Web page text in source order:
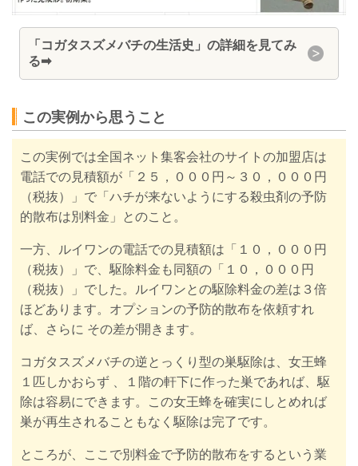
「コガタスズメバチの生活史」の詳細を見てみ
る➡
この実例から思うこと
この実例では全国ネット集客会社のサイトの加盟店は
電話での見積額が 「 ２５，０００円～３０，０００円
（税抜）
」で「ハチが来ないようにする殺虫剤の予防
的散布は別料金」とのこと。
一方、ルイワンの電話での見積額は「１０，０００円
（税抜）」で、駆除料金も同額の「 １０，０００円
（税抜）
」でした。
ルイワンとの駆除料金の差は３倍
ほどあります。 オプションの予防的散布を依頼すれ
ば、さらに その差が開きます。
コガタスズメバチの逆とっくり型の巣駆除は、女王蜂
１匹しかおらず 、
１階の軒下に作った巣であれば、駆
除は容易にできます。
この女王蜂を確実にしとめれば
巣が再生されることもなく駆除は完了です。
ところが、ここで別料金で予防的散布をするという業